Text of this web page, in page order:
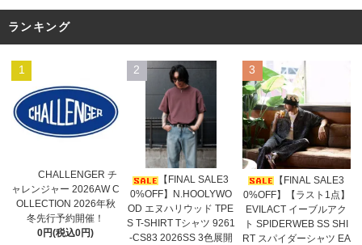
ランキング
1
CHALLENGER チ
ャレンジャー 2026AW C
OLLECTION 2026年秋
冬先行予約開催！
0円(税込0円)
2
【FINAL SALE3
0%OFF】N.HOOLYWO
OD エヌハリウッド TPE
S T-SHIRT Tシャツ 9261
-CS83 2026SS 3色展開
3
【FINAL SALE3
0%OFF】【ラスト1点】
EVILACT イーブルアク
ト SPIDERWEB SS SHI
RT スパイダーシャツ EA